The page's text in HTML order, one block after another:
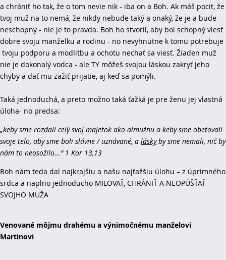
a chrániť ho tak, že o tom nevie nik - iba on a Boh. Ak máš pocit, že
tvoj muž na to nemá, že nikdy nebude taký a onaký, že je a bude
neschopný - nie je to pravda. Boh ho stvoril, aby bol schopný viesť
dobre svoju manželku a rodinu - no nevyhnutne k tomu potrebuje
tvoju podporu a modlitbu a ochotu nechať sa viesť. Žiaden muž
nie je dokonalý vodca - ale TY môžeš svojou láskou zakryť jeho
chyby a dať mu zažiť prijatie, aj keď sa pomýli.
Taká jednoduchá, a preto možno taká ťažká je pre ženu jej vlastná
úloha- no predsa:
„keby sme rozdali celý svoj majetok ako almužnu a keby sme obetovali
svoje telo, aby sme boli slávne / uznávané, a láskyby sme nemali, nič by
nám to neosožilo...“ 1 Kor 13,13
Boh nám teda dal najkrajšiu a našu najťažšiu úlohu – z úprimného
srdca a naplno jednoducho MILOVAŤ, CHRÁNIŤ A NEOPÚŠŤAŤ
SVOJHO MUŽA
Venované môjmu drahému a výnimočnému manželovi
Martinovi